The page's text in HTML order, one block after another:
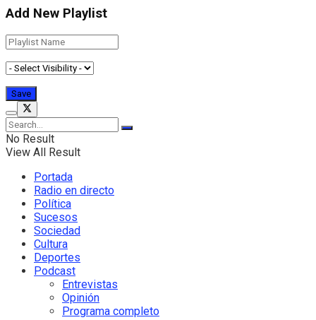
Add New Playlist
No Result
View All Result
Portada
Radio en directo
Política
Sucesos
Sociedad
Cultura
Deportes
Podcast
Entrevistas
Opinión
Programa completo